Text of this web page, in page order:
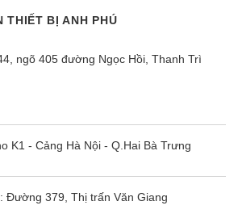
vời hơn nữa khi bạn có thể lựa
cài đặt từng chức năng nữa. Chỉ
theo thứ tự cài đặt chức năng
hoàn hảo.
THIẾT BỊ ANH PHÚ
ngõ 405 đường Ngọc Hồi, Thanh Trì
K1 - Cảng Hà Nội - Q.Hai Bà Trưng
: Đường 379, Thị trấn Văn Giang